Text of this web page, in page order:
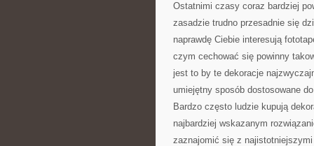
Ostatnimi czasy coraz bardziej
zasadzie trudno przesadnie się
naprawdę Ciebie interesują
czym cechować się powinny
jest to by te dekoracje
umiejętny sposób dostosowane
Bardzo często ludzie kupują
najbardziej wskazanym
zaznajomić się z